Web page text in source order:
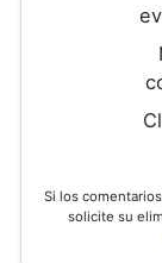
Si los
solicite su